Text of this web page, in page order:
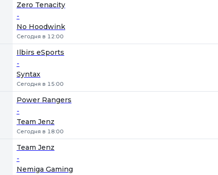
Zero Tenacity
-
No Hoodwink
Сегодня в 12:00
Ilbirs eSports
-
Syntax
Сегодня в 15:00
Power Rangers
-
Team Jenz
Сегодня в 18:00
Team Jenz
-
Nemiga Gaming